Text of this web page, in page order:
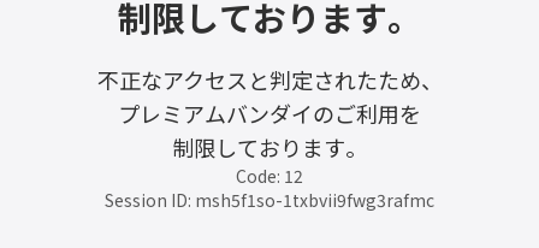
制限しております。
不正なアクセスと判定されたため、
プレミアムバンダイのご利用を
制限しております。
Code: 12
Session ID: msh5f1so-1txbvii9fwg3rafmc